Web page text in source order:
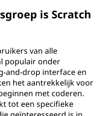
is Scratch
van alle
populair onder
and-drop interface en
het aantrekkelijk voor
met coderen.
tot een specifieke